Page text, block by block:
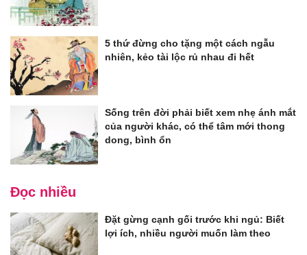
5 thứ đừng cho tặng một cách ngẫu
nhiên, kẻo tài lộc rủ nhau đi hết
Sống trên đời phải biết xem nhẹ ánh mắt
của người khác, có thể tâm mới thong
dong, bình ổn
Đọc nhiều
Đặt gừng cạnh gối trước khi ngủ: Biết
lợi ích, nhiều người muốn làm theo